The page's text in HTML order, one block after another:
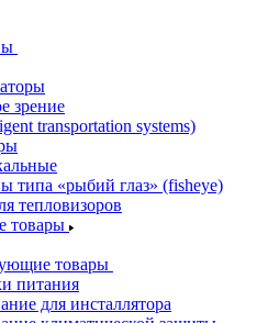
зрение
transportation systems)
типа «рыбий глаз» (fisheye)
тепловизоров
товары
товары
питания
для инсталлятора